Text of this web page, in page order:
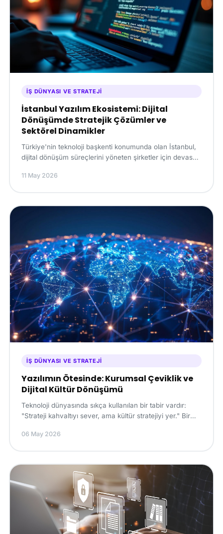
İŞ DÜNYASI VE STRATEJI
İstanbul Yazılım Ekosistemi: Dijital
Dönüşümde Stratejik Çözümler ve
Sektörel Dinamikler
Türkiye'nin teknoloji başkenti konumunda olan İstanbul,
dijital dönüşüm süreçlerini yöneten şirketler için devasa
11 May 2026
İŞ DÜNYASI VE STRATEJI
Yazılımın Ötesinde: Kurumsal Çeviklik ve
Dijital Kültür Dönüşümü
Teknoloji dünyasında sıkça kullanılan bir tabir vardır:
"Strateji kahvaltıyı sever, ama kültür stratejiyi yer." Bir
06 May 2026